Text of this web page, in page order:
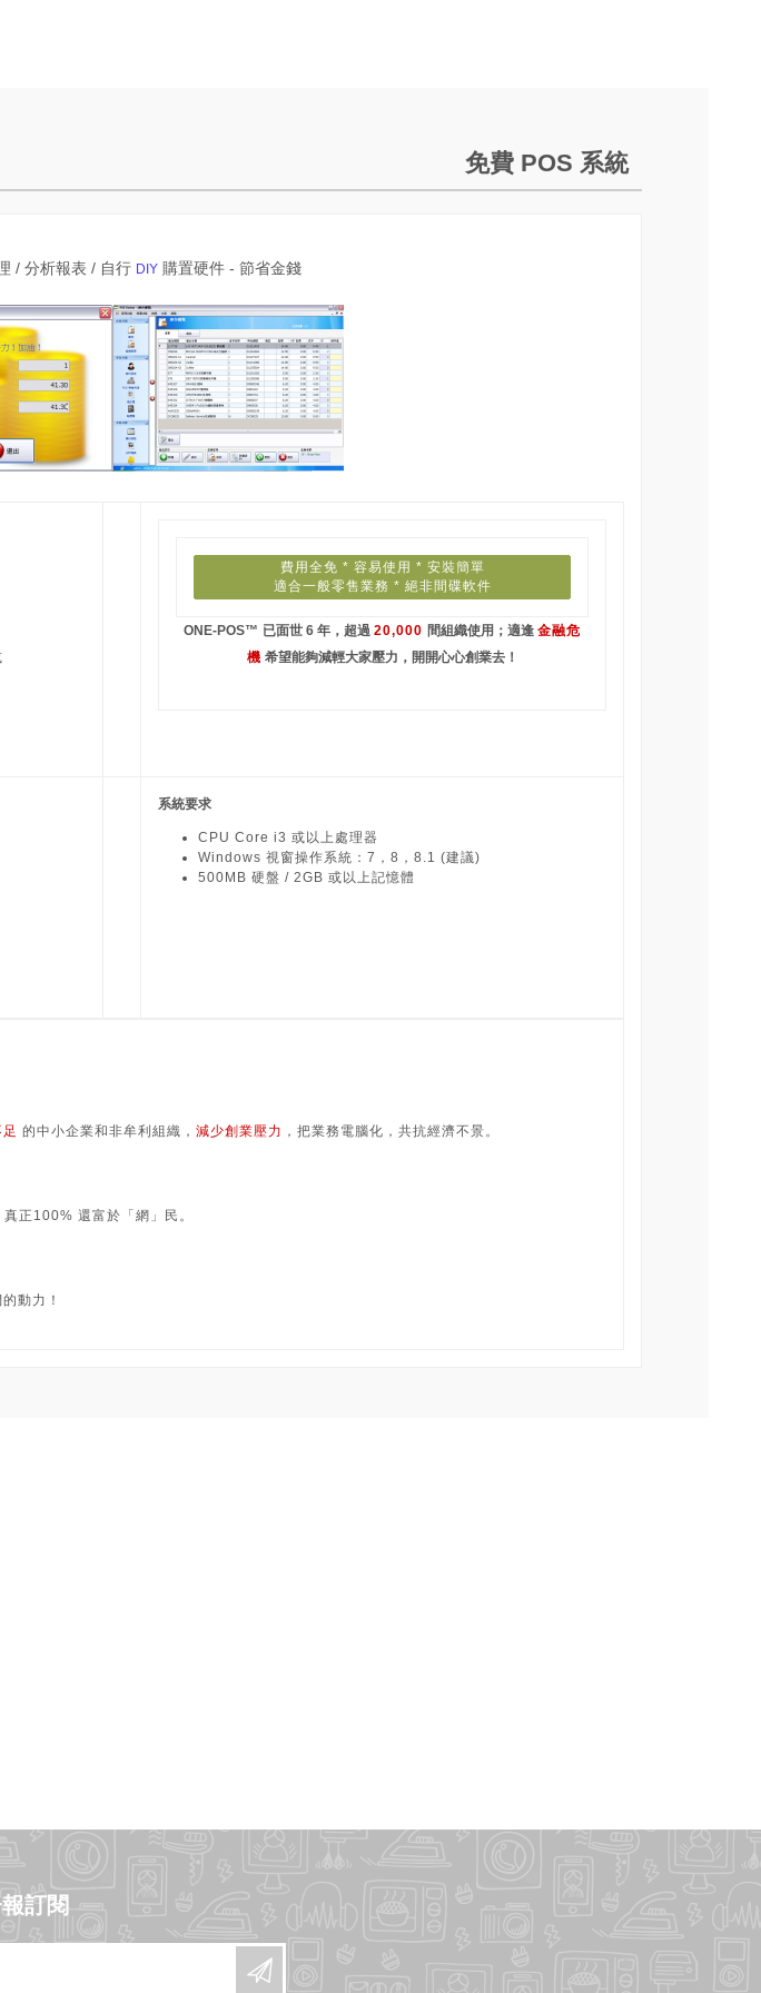
免費 POS 系統
/ 分析報表 / 自行 DIY購置硬件 - 節省金錢
費用全免 * 容易使用 * 安裝簡單
適合一般零售業務 * 絕非間碟軟件
ONE-POS™ 已面世 6 年，超過 20,000 間組織使用；適逢 金融危
機 希望能夠減輕大家壓力，開開心心創業去！
系統要求
CPU Core i3 或以上處理器
Windows 視窗操作系統：7，8，8.1 (建議)
500MB 硬盤 / 2GB 或以上記憶體
的中小企業和非牟利組織， 減少創業壓力 ，把業務電腦化，共抗經濟不景。
正100% 還富於「網」民。
動力！
訂閱